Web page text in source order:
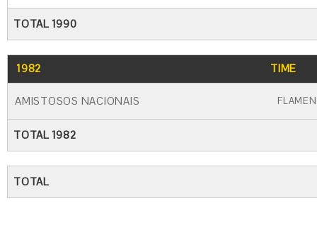
TOTAL 1990
1982 TIME
AMISTOSOS NACIONAIS
TOTAL 1982
TOTAL